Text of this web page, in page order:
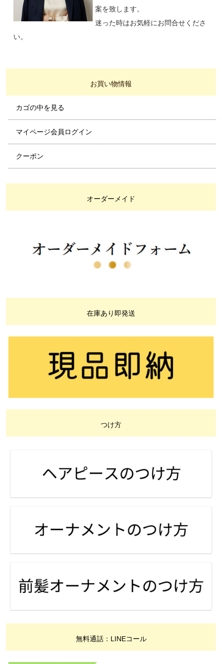
案を致します。
迷った時はお気軽にお問合せくださ
い。
お買い物情報
カゴの中を見る
マイページ会員ログイン
クーポン
オーダーメイド
在庫あり即発送
つけ方
無料通話：LINEコール